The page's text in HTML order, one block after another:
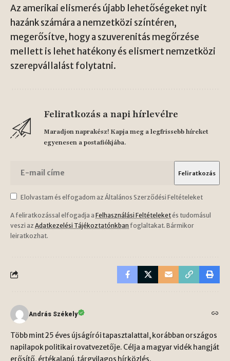
Az amerikai elismerés újabb lehetőségeket nyit
hazánk számára a nemzetközi színtéren,
megerősítve, hogy a szuverenitás megőrzése
mellett is lehet hatékony és elismert nemzetközi
szerepvállalást folytatni.
Feliratkozás a napi hírlevélre
Maradjon naprakész! Kapja meg a legfrissebb híreket
egyenesen a postafiókjába.
Elolvastam és elfogadom az Általános Szerződési Feltételeket
A feliratkozással elfogadja a Felhasználási Feltételeketés tudomásul
veszi az Adatkezelési Tájékoztatónkban foglaltakat. Bármikor
leiratkozhat.
András Székely
Több mint 25 éves újságírói tapasztalattal, korábban országos
napilapok politikai rovatvezetője. Célja a magyar vidék hangját
erősítő, értékalapú, tárgyilagos hírközlés.